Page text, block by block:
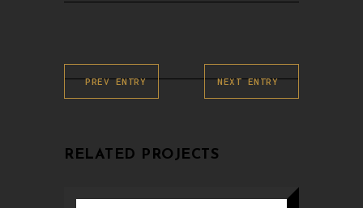
PREV ENTRY NEXT ENTRY
RELATED PROJECTS